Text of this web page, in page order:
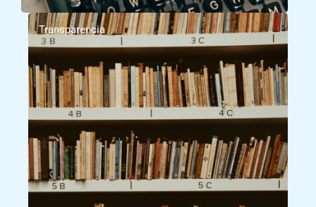
Transparencia